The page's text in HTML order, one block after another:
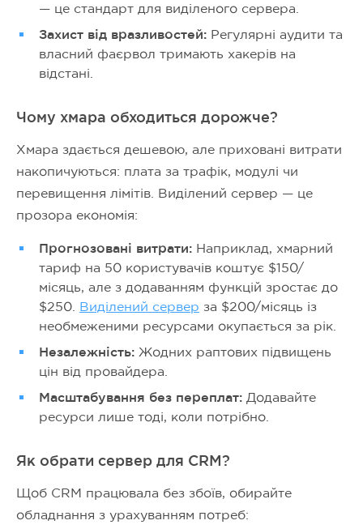
— це стандарт для виділеного сервера.
Захист від вразливостей: Регулярні аудити та
власний фаєрвол тримають хакерів на
відстані.
Чому хмара обходиться дорожче?
Хмара здається дешевою, але приховані витрати
накопичуються: плата за трафік, модулі чи
перевищення лімітів. Виділений сервер — це
прозора економія:
Прогнозовані витрати: Наприклад, хмарний
тариф на 50 користувачів коштує $150/
місяць, але з додаванням функцій зростає до
$250. Виділений сервер за $200/місяць із
необмеженими ресурсами окупається за рік.
Незалежність: Жодних раптових підвищень
цін від провайдера.
Масштабування без переплат: Додавайте
ресурси лише тоді, коли потрібно.
Як обрати сервер для CRM?
Щоб CRM працювала без збоїв, обирайте
обладнання з урахуванням потреб: